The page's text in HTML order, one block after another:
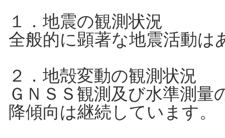
１．地震の観測状況
全般的に顕著な地震活動は
２．地殻変動の観測状況
ＧＮＳＳ観測及び水準測
降傾向は継続しています。